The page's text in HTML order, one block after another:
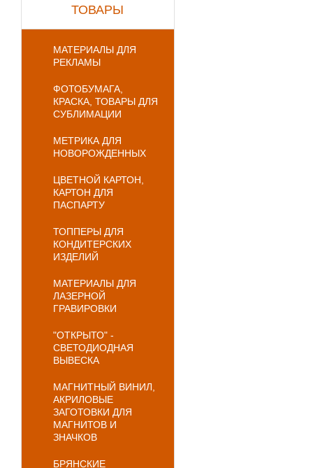
ТОВАРЫ
МАТЕРИАЛЫ ДЛЯ
РЕКЛАМЫ
ФОТОБУМАГА,
КРАСКА, ТОВАРЫ ДЛЯ
СУБЛИМАЦИИ
МЕТРИКА ДЛЯ
НОВОРОЖДЕННЫХ
ЦВЕТНОЙ КАРТОН,
КАРТОН ДЛЯ
ПАСПАРТУ
ТОППЕРЫ ДЛЯ
КОНДИТЕРСКИХ
ИЗДЕЛИЙ
МАТЕРИАЛЫ ДЛЯ
ЛАЗЕРНОЙ
ГРАВИРОВКИ
"ОТКРЫТО" -
СВЕТОДИОДНАЯ
ВЫВЕСКА
МАГНИТНЫЙ ВИНИЛ,
АКРИЛОВЫЕ
ЗАГОТОВКИ ДЛЯ
МАГНИТОВ И
ЗНАЧКОВ
БРЯНСКИЕ